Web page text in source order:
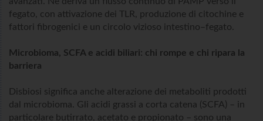
fegato, con attivazione dei TLR, produzione di citochine e
fattori fibrogenici e un circolo vizioso intestino–fegato.
Microbioma, SCFA e acidi biliari: chi rompe e chi ripara la
barriera
Disbiosi significa anche alterazione dei metaboliti prodotti
dal microbioma. Gli acidi grassi a corta catena (SCFA) – in
particolare butirrato, acetato e propionato – sono una